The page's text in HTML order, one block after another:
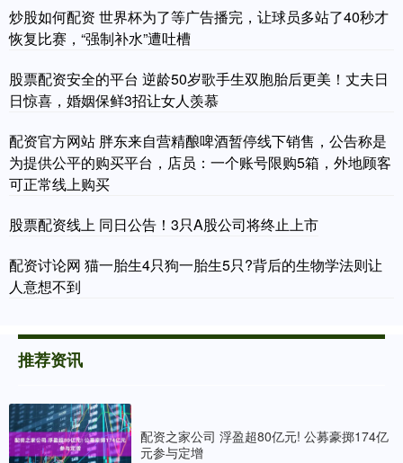
炒股如何配资 世界杯为了等广告播完，让球员多站了40秒才
恢复比赛，“强制补水”遭吐槽
股票配资安全的平台 逆龄50岁歌手生双胞胎后更美！丈夫日
日惊喜，婚姻保鲜3招让女人羡慕
配资官方网站 胖东来自营精酿啤酒暂停线下销售，公告称是
为提供公平的购买平台，店员：一个账号限购5箱，外地顾客
可正常线上购买
股票配资线上 同日公告！3只A股公司将终止上市
配资讨论网 猫一胎生4只狗一胎生5只?背后的生物学法则让
人意想不到
推荐资讯
配资之家公司 浮盈超80亿元! 公募豪掷174亿
元参与定增